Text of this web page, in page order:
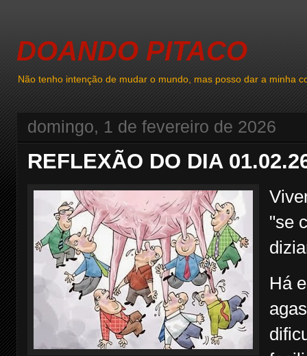
DOANDO PITACO
Não tenho intenção de mudar o mundo, mas posso dar a minha
domingo, 1 de fevereiro de 2026
REFLEXÃO DO DIA
"se
Há